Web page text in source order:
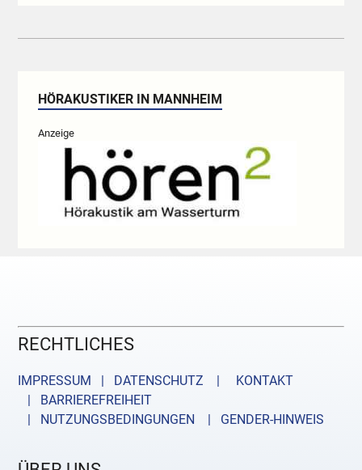
HÖRAKUSTIKER IN MANNHEIM
Anzeige
RECHTLICHES
IMPRESSUM | DATENSCHUTZ |
KONTAKT
| BARRIEREFREIHEIT
| NUTZUNGSBEDINGUNGEN
| GENDER-HINWEIS